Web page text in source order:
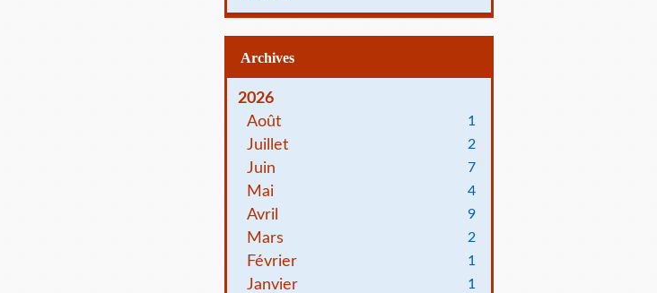
Archives
2026
Août
1
Juillet 2
Juin 7
Mai 4
Avril 9
Mars 2
Février 1
Janvier 1